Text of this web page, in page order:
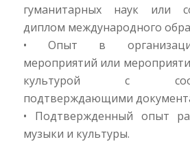
гуманитарных наук или
диплом международного
• Опыт в
мероприятий или
культурой с
подтверждающими
• Подтвержденный опыт
музыки и культуры.